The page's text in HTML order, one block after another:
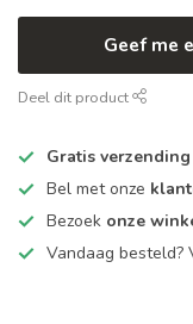
Geef me
Deel dit product
Gratis verzending
Bel met onze
Bezoek onze
Vandaag besteld?